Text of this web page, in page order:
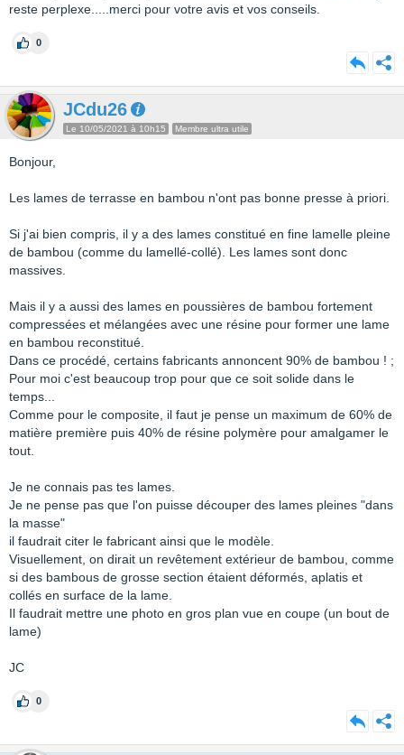
reste perplexe.....merci pour votre avis et vos conseils.
0
JCdu26
Le 10/05/2021 à 10h15 Membre ultra utile
Bonjour,
Les lames de terrasse en bambou n'ont pas bonne presse à priori.
Si j'ai bien compris, il y a des lames constitué en fine lamelle pleine
de bambou (comme du lamellé-collé). Les lames sont donc
massives.
Mais il y a aussi des lames en poussières de bambou fortement
compressées et mélangées avec une résine pour former une lame
en bambou reconstitué.
Dans ce procédé, certains fabricants annoncent 90% de bambou ! ;
Pour moi c'est beaucoup trop pour que ce soit solide dans le
temps...
Comme pour le composite, il faut je pense un maximum de 60% de
matière première puis 40% de résine polymère pour amalgamer le
tout.
Je ne connais pas tes lames.
Je ne pense pas que l'on puisse découper des lames pleines "dans
la masse"
il faudrait citer le fabricant ainsi que le modèle.
Visuellement, on dirait un revêtement extérieur de bambou, comme
si des bambous de grosse section étaient déformés, aplatis et
collés en surface de la lame.
Il faudrait mettre une photo en gros plan vue en coupe (un bout de
lame)
JC
0